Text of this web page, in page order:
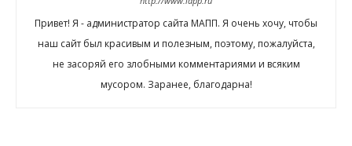
Привет! Я - администратор сайта МАПП. Я очень хочу, чтобы
наш сайт был красивым и полезным, поэтому, пожалуйста,
не засоряй его злобными комментариями и всяким
мусором. Заранее, благодарна!